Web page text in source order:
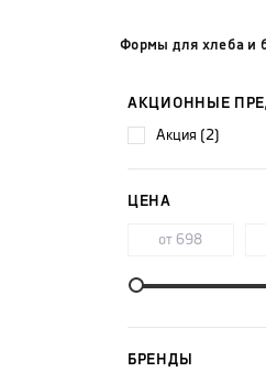
Формы для хлеба и
АКЦИОННЫЕ
акция (2)
ЦЕНА
БРЕНДЫ